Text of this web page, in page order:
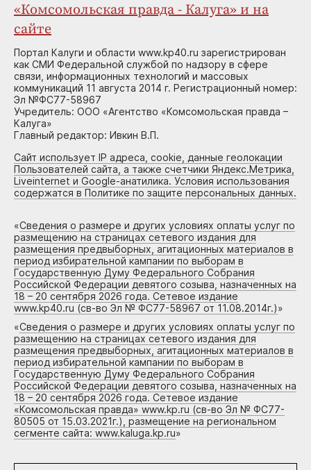
«Комсомольская правда - Калуга» и на
сайте
Портал Калуги и области www.kp40.ru зарегистрирован
как СМИ Федеральной службой по надзору в сфере
связи, информационных технологий и массовых
коммуникаций 11 августа 2014 г. Регистрационный номер:
Эл №ФС77-58967
Учредитель: ООО «Агентство «Комсомольская правда –
Калуга»
Главный редактор: Ивкин В.П.
Сайт использует IP адреса, cookie, данные геолокации
Пользователей сайта, а также счетчики Яндекс.Метрика,
Liveinternet и Google-анатилика. Условия использования
содержатся в Политике по защите персональных данных.
«Сведения о размере и других условиях оплаты услуг по
размещению на страницах сетевого издания для
размещения предвыборных, агитационных материалов в
период избирательной кампании по выборам в
Государственную Думу Федерального Собрания
Российской Федерации девятого созыва, назначенных на
18 – 20 сентября 2026 года. Сетевое издание
www.kp40.ru (св-во Эл № ФС77-58967 от 11.08.2014г.)»
«Сведения о размере и других условиях оплаты услуг по
размещению на страницах сетевого издания для
размещения предвыборных, агитационных материалов в
период избирательной кампании по выборам в
Государственную Думу Федерального Собрания
Российской Федерации девятого созыва, назначенных на
18 – 20 сентября 2026 года. Сетевое издание
«Комсомольская правда» www.kp.ru (св-во Эл № ФС77-
80505 от 15.03.2021г.), размещение на региональном
сегменте сайта: www.kaluga.kp.ru»